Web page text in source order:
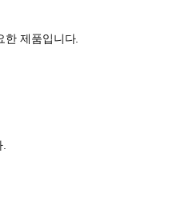
한 제품입니다.
.